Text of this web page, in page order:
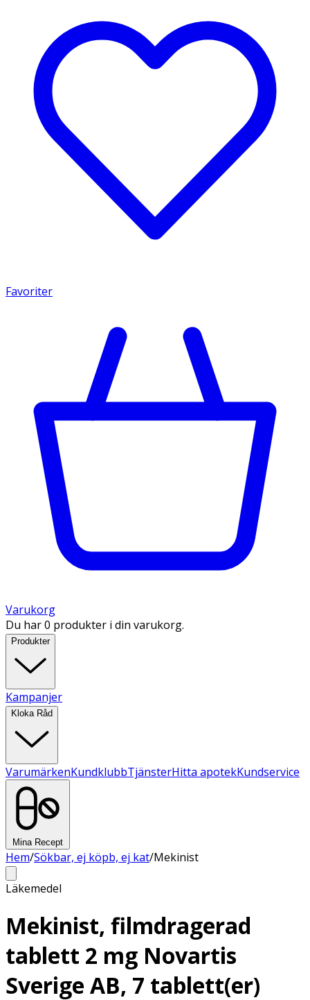
Favoriter
Varukorg
Du har 0 produkter i din varukorg.
Produkter
Kampanjer
Kloka Råd
VarumärkenKundklubbTjänsterHitta apotekKundservice
Mina Recept
Hem/Sökbar, ej köpb, ej kat/Mekinist
Läkemedel
Mekinist, filmdragerad
tablett 2 mg Novartis
Sverige AB, 7 tablett(er)